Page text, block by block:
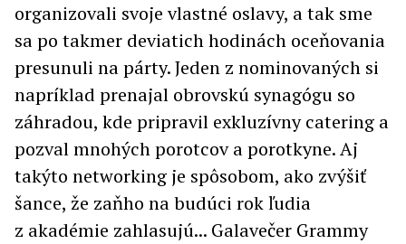
organizovali svoje vlastné oslavy, a tak sme
sa po takmer deviatich hodinách oceňovania
presunuli na párty. Jeden z nominovaných si
napríklad prenajal obrovskú synagógu so
záhradou, kde pripravil exkluzívny catering a
pozval mnohých porotcov a porotkyne. Aj
takýto networking je spôsobom, ako zvýšiť
šance, že zaňho na budúci rok ľudia
z akadémie zahlasujú... Galavečer Grammy